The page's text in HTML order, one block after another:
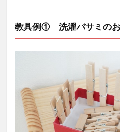
教具例① 洗濯バサミのお